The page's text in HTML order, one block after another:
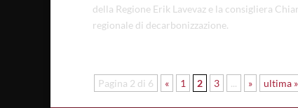
della Regione Erik Lavevaz e la consigliera
regionale di decarbonizzazione.
Pagina 2 di 6 « 1 2 3 ... » ultima »